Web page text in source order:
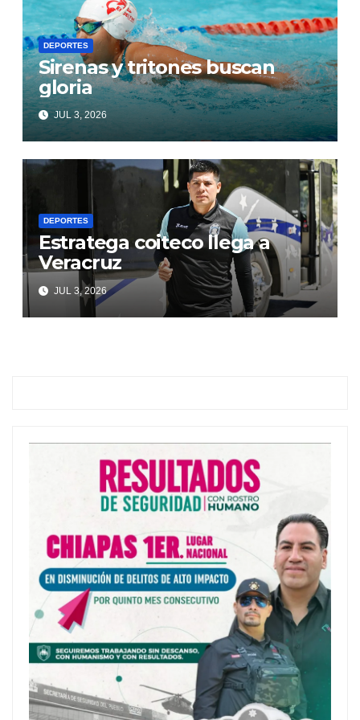
DEPORTES
Sirenas y tritones buscan
gloria
JUL 3, 2026
DEPORTES
Estratega coiteco llega a
Veracruz
JUL 3, 2026